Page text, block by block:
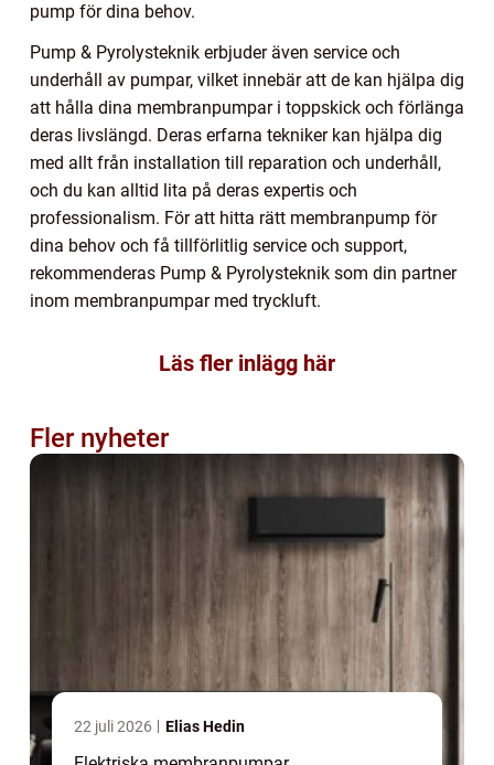
pump för dina behov.
Pump & Pyrolysteknik erbjuder även service och
underhåll av pumpar, vilket innebär att de kan hjälpa dig
att hålla dina membranpumpar i toppskick och förlänga
deras livslängd. Deras erfarna tekniker kan hjälpa dig
med allt från installation till reparation och underhåll,
och du kan alltid lita på deras expertis och
professionalism. För att hitta rätt membranpump för
dina behov och få tillförlitlig service och support,
rekommenderas Pump & Pyrolysteknik som din partner
inom membranpumpar med tryckluft.
Läs fler inlägg här
Fler nyheter
22 juli 2026 Elias Hedin